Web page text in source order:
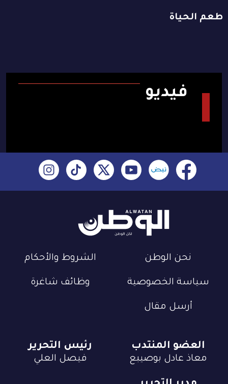
طعم الحياة
فيديو
نحن الوطن الشروط والأحكام
سياسة الخصوصية وظائف شاغرة
أرسل مقال
العضو المنتدب
معاذ عادل بوصيبع
رئيس التحرير
فيصل العلي